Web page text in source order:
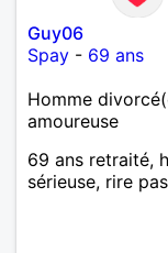
Guy06
Spay - 69 ans
Homme
amoureuse
69 ans retraité,
sérieuse, rire